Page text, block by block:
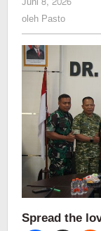
oleh Pasto
Spread the